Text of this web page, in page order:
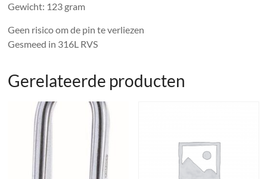
Gewicht: 123 gram
Geen risico om de pin te verliezen
Gesmeed in 316L RVS
Gerelateerde producten